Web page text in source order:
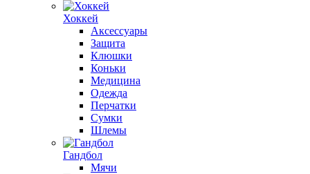
Хоккей
Аксессуары
Защита
Клюшки
Коньки
Медицина
Одежда
Перчатки
Сумки
Шлемы
Гандбол
Мячи